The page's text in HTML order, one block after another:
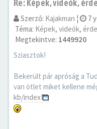
Re: Képek, videók,
Szerző: Kajakman ¦ 7
Téma: Képek, videók,
Megtekintve: 1449920
Sziasztok!
Bekerült pár apróság a
van ötlet miket kellene
kb/index